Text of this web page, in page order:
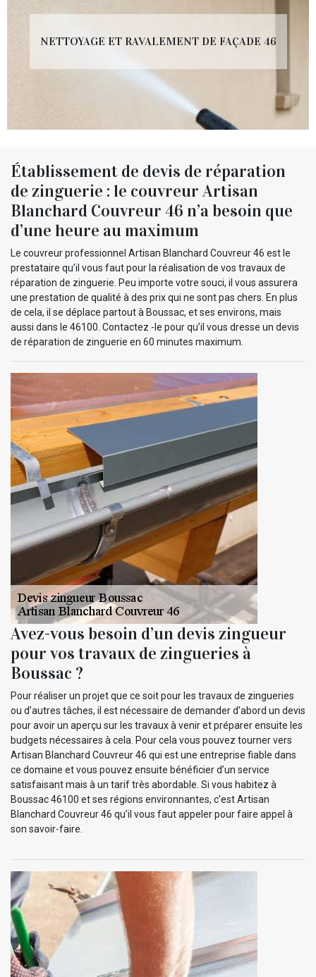
NETTOYAGE ET RAVALEMENT DE FAÇADE 46
Établissement de devis de réparation
de zinguerie : le couvreur Artisan
Blanchard Couvreur 46 n’a besoin que
d’une heure au maximum
Le couvreur professionnel Artisan Blanchard Couvreur 46 est le
prestataire qu’il vous faut pour la réalisation de vos travaux de
réparation de zinguerie. Peu importe votre souci, il vous assurera
une prestation de qualité à des prix qui ne sont pas chers. En plus
de cela, il se déplace partout à Boussac, et ses environs, mais
aussi dans le 46100. Contactez -le pour qu’il vous dresse un devis
de réparation de zinguerie en 60 minutes maximum.
Avez-vous besoin d’un devis zingueur
pour vos travaux de zingueries à
Boussac ?
Pour réaliser un projet que ce soit pour les travaux de zingueries
ou d’autres tâches, il est nécessaire de demander d’abord un devis
pour avoir un aperçu sur les travaux à venir et préparer ensuite les
budgets nécessaires à cela. Pour cela vous pouvez tourner vers
Artisan Blanchard Couvreur 46 qui est une entreprise fiable dans
ce domaine et vous pouvez ensuite bénéficier d’un service
satisfaisant mais à un tarif très abordable. Si vous habitez à
Boussac 46100 et ses régions environnantes, c’est Artisan
Blanchard Couvreur 46 qu’il vous faut appeler pour faire appel à
son savoir-faire.